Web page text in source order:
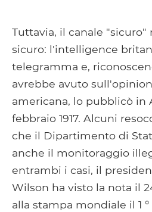
Tuttavia, il canale "sicuro"
sicuro: l'intelligence
telegramma e,
avrebbe avuto
americana, lo pubblicò in
febbraio 1917. Alcuni
che il Dipartimento di
anche il monitoraggio
entrambi i casi, il
Wilson ha visto la nota il
alla stampa mondiale il 1 °